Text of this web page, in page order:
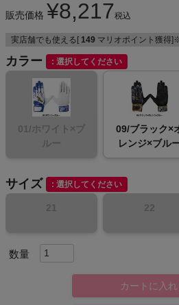
レディースカジュアルウェア
メンズスポーツウェア
レディーススポーツウェア
スポーツシューズ
販売価格 ¥8,217税込
実店舗でも使える[ 149 マリオポイント獲得
カラー 選択してください
01/ホワイト×ブ
ルー
09/ブラック×
レンジ×ブル
サイズ 選択してください
21 22
カートに入れ